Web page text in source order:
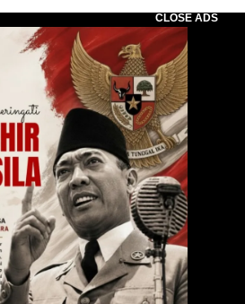
CLOSE ADS